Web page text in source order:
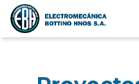
Electromecánica